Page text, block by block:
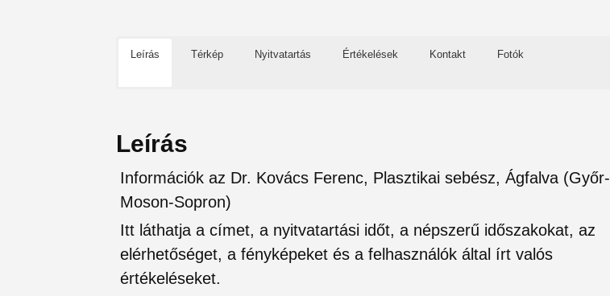
Leírás Térkép Nyitvatartás Értékelések Kontakt Fotók
Leírás
Információk az Dr. Kovács Ferenc, Plasztikai sebész, Ágfalva (Győr-
Moson-Sopron)
Itt láthatja a címet, a nyitvatartási időt, a népszerű időszakokat, az
elérhetőséget, a fényképeket és a felhasználók által írt valós
értékeléseket.